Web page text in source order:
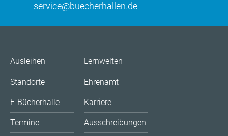
service@buecherhallen.de
Ausleihen
Standorte
E-Bücherhalle
Termine
Lernwelten
Ehrenamt
Karriere
Ausschreibungen